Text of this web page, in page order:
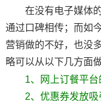
在没有电子媒体
通过口碑相传；而如
营销做的不好，也没
略可以从以下几方面做
1、网上订餐平台
2、优惠券发放吸